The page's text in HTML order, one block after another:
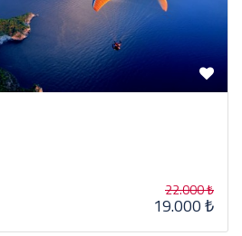
22.000 ₺
19.000 ₺